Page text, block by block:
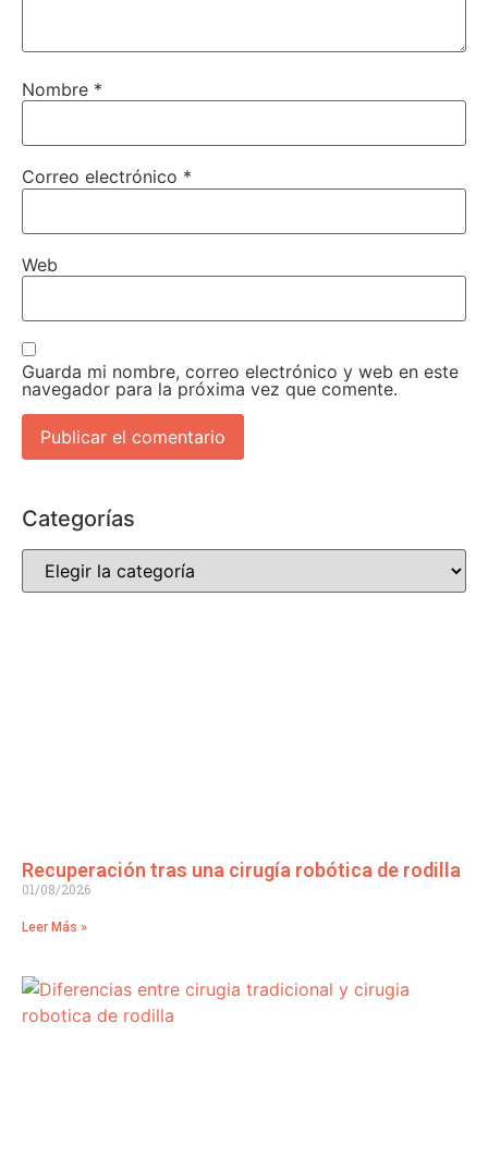
Nombre *
Correo electrónico *
Web
Guarda mi nombre, correo electrónico y web en este
navegador para la próxima vez que comente.
Categorías
Recuperación tras una cirugía robótica de rodilla
01/08/2026
Leer Más »